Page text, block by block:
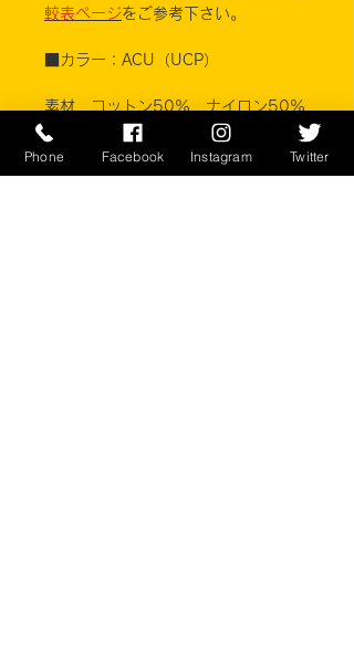
較表ページをご参考下さい。
■カラー：ACU（UCP）
素材 コットン50% ナイロン50%
UNICOR, ATLANTA,
※ご注意ください
Phone Facebook Instagram Twitter